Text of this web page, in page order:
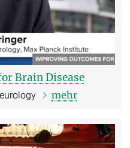
Brain Disease
mehr